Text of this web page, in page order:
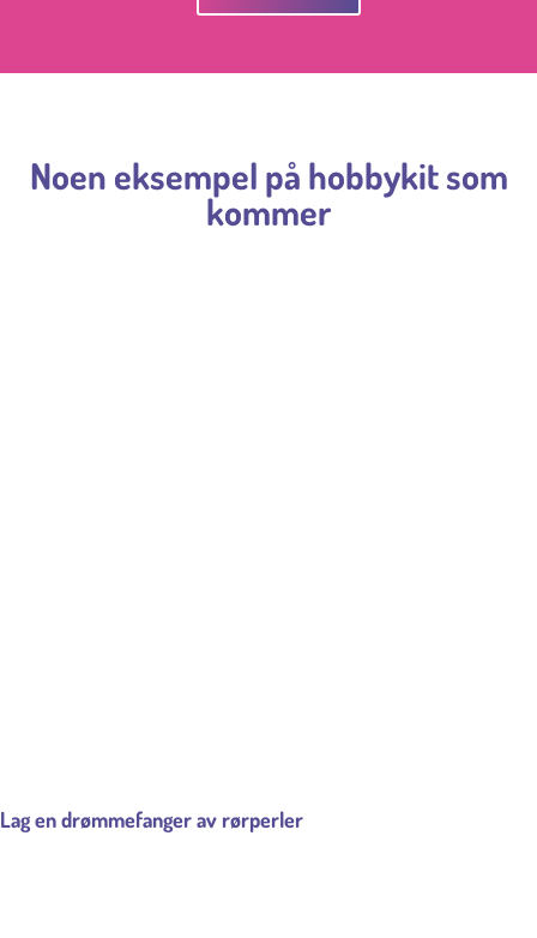
Noen eksempel på hobbykit som
kommer
Lag en drømmefanger av rørperler